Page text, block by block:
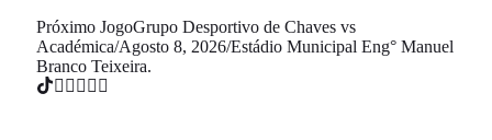
Próximo JogoGrupo Desportivo de Chaves vs
Académica/Agosto 8, 2026/Estádio Municipal Eng° Manuel
Branco Teixeira.